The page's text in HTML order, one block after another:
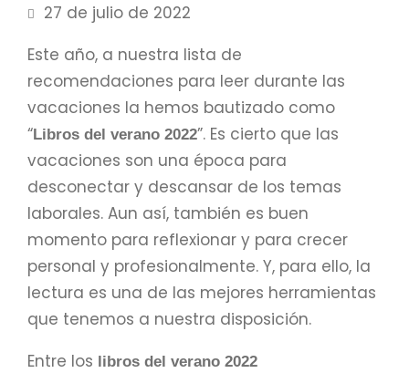
27 de julio de 2022
Este año, a nuestra lista de
recomendaciones para leer durante las
vacaciones la hemos bautizado como
“Libros del verano 2022”. Es cierto que las
vacaciones son una época para
desconectar y descansar de los temas
laborales. Aun así, también es buen
momento para reflexionar y para crecer
personal y profesionalmente. Y, para ello, la
lectura es una de las mejores herramientas
que tenemos a nuestra disposición.
Entre los libros del verano 2022